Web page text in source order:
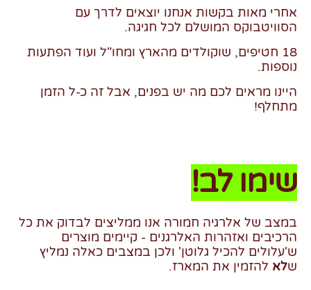
אחרי מאות בקשות אנחנו יוצאים לדרך עם
הסוויטבוקס המושלם לכל חגיגה.
18 חטיפים, שוקולדים מהארץ ומחו"ל ועוד הפתעות
נוספות.
היינו מראים לכם מה יש בפנים, אבל זה כ-ל הזמן
מתחלף!
שימו לב!
במצב של אלרגיה חמורה אנו ממליצים לבדוק את כל
הרכיבים ואזהרות האלרגנים - קיימים מוצרים
ש'עלולים להכיל גלוטן' ולכן במצבים כאלה נמליץ
שלא להזמין את המארז.